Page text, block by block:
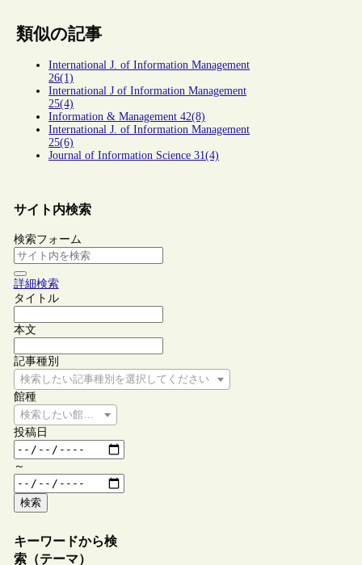
類似の記事
International J. of Information Management
26(1)
International J of Information Management
25(4)
Information & Management 42(8)
International J. of Information Management
25(6)
Journal of Information Science 31(4)
サイト内検索
検索フォーム
詳細検索
タイトル
本文
記事種別
検索したい記事種別を選択してください
館種
検索したい館種を選択してください
投稿日
～
検索
キーワードから検
索（テーマ）